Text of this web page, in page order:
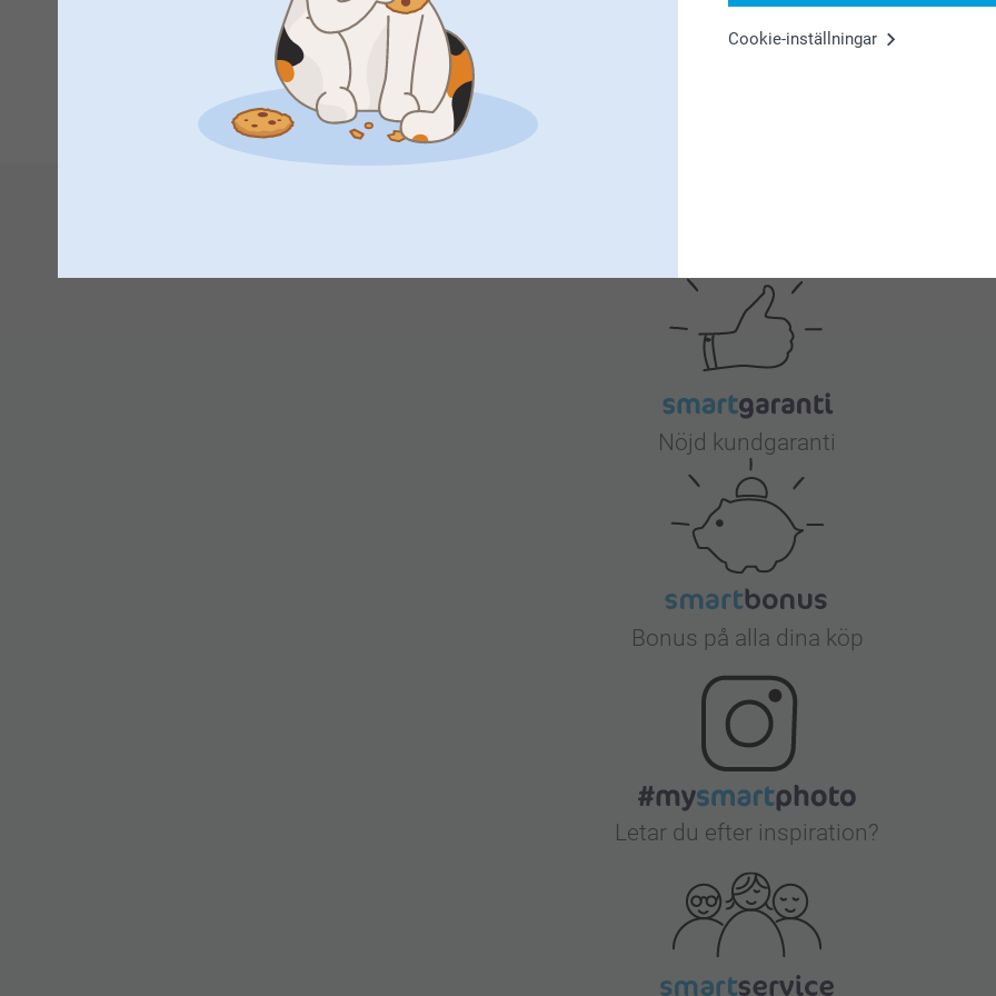
Cookie-inställningar
Mer än en brudtärna: Hedersjungfruns roll
Hedersmarskalken har en mer central roll än tärnorna, och det är det som gör positionen extra speciell. Medan tärnorna
firandet, är hedersmarskalken brudens huvudsakliga kontaktperson. Hon hjälper ofta till att planera
känslomässigt stöd från början till slut. Tärnorna delar det roliga, men hedersmarskalken står närmast - en betrodd vän eller
liv. Det är därför det ofta känns som ett verkligt hjärtliga ögonblick när du ber någon att vara din hedersmarskalk.
Nöjd kundgaranti
Bonus på alla dina köp
Letar du efter inspiration?